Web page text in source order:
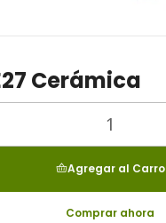
Cerámica
Agregar al Carro
Comprar ahora